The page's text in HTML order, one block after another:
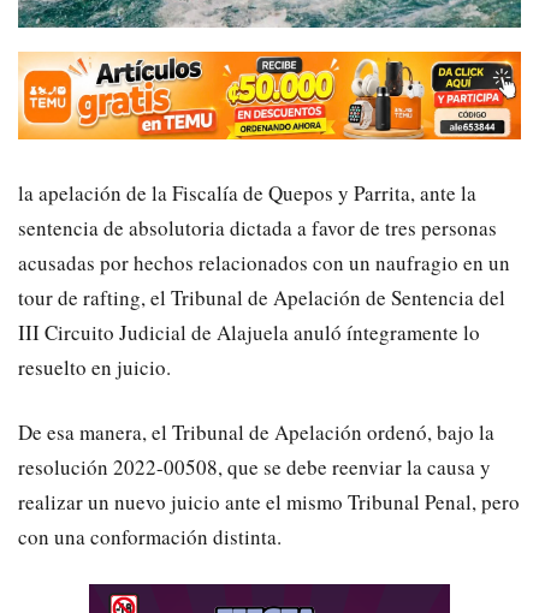
la apelación de la Fiscalía de Quepos y Parrita, ante la
sentencia de absolutoria dictada a favor de tres personas
acusadas por hechos relacionados con un naufragio en un
tour de rafting, el Tribunal de Apelación de Sentencia del
III Circuito Judicial de Alajuela anuló íntegramente lo
resuelto en juicio.
De esa manera, el Tribunal de Apelación ordenó, bajo la
resolución 2022-00508, que se debe reenviar la causa y
realizar un nuevo juicio ante el mismo Tribunal Penal, pero
con una conformación distinta.